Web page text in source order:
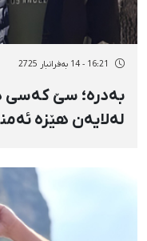
16:21 - 14 بەفرانبار 2725
بەدرە؛ سێ کەسی
لەلایەن هێزە